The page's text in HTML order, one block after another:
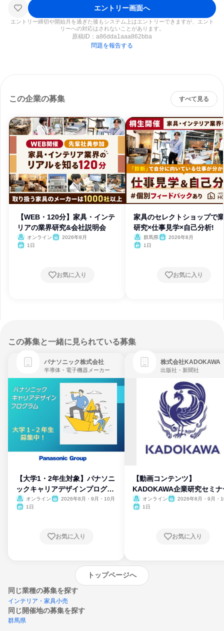
エントリー画面へ
エントリー締切や開始月を過ぎた後もシステム上はエントリーできますが、エント
リーへの対応はされないことがあります。
原稿ID： a86dda1aaa862bba
問題を報告する
この企業の募集 すべて見る
【WEB・120分】家具・インテ
リアの業界研究&会社説明会
オンライン
2026年8月
1日
お気に入り
家具のセレクトショップで
研究×仕事見学×自己分析!
群馬県
2026年8月
1日
お気に入り
この募集と一緒に見られている募集
パナソニック株式会社
半導体・電子機器メーカー
【大学1・2年生対象】パナソニ
ックキャリアデザインプログラ
ム
オンライン
2026年8月・9月・10月
1日
お気に入り
株式会社KADOKAWA
出版社・新聞社
【動画コンテンツ】
KADOKAWA企業研究セミナ
オンライン
2026年8月・9月・
1日
お気に入り
トップページへ
同じ業種の募集を探す
インテリア・家具小売
同じ開催地の募集を探す
群馬県